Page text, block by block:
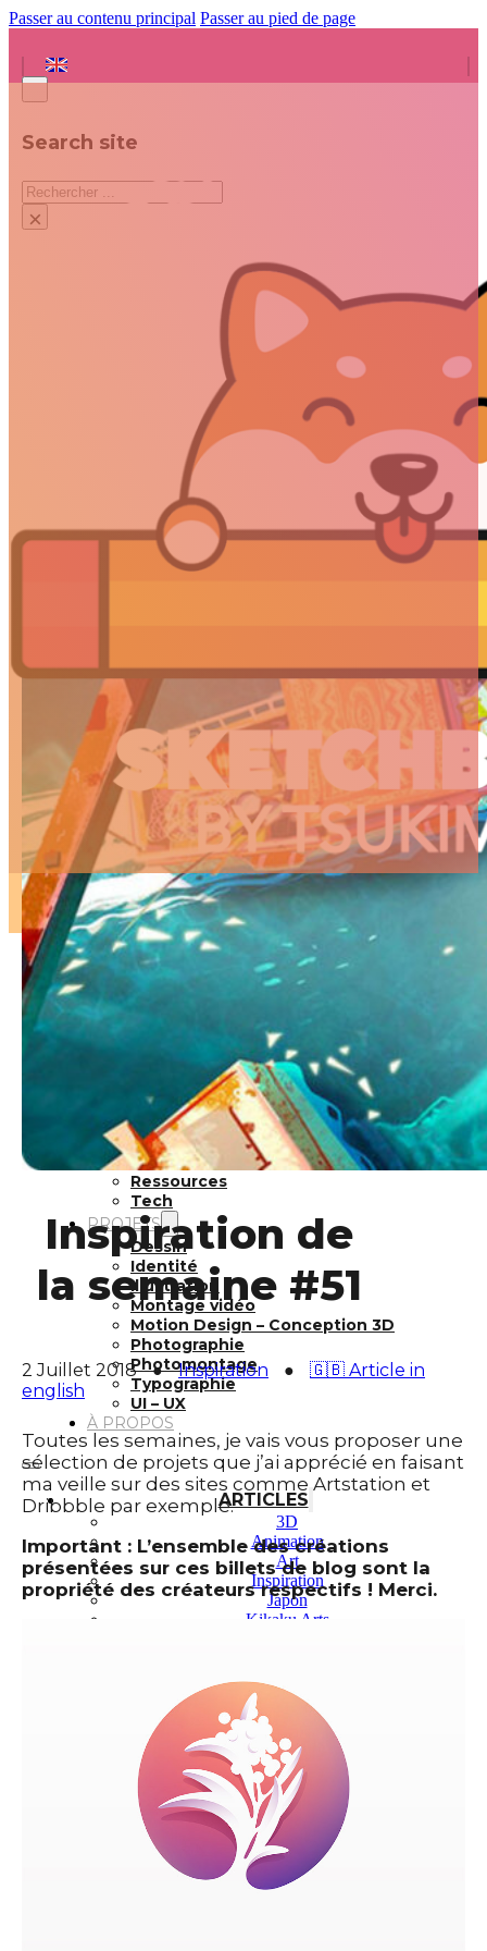
Passer au contenu principal Passer au pied de page
Search site
Rechercher
×
ARTICLES
3D
Animation
Art
Inspiration
Lifestyle
Motion Design
Outils
Photo
Pop Culture
Projets
Ressources
Tech
PROJETS
Dessin
Identité
Illustration
Montage vidéo
Motion Design – Conception 3D
Photographie
Photomontage
Typographie
UI – UX
À PROPOS
ARTICLES
3D
Animation
Art
Inspiration
Japon
Kikaku Arts
Motion Design
Outils
Photo
Pop Culture
Projets
Ressources
Tech
PROJETS
Dessin
Identité
Illustration
Inspiration de
la semaine #51
2 Juillet 2018 ● Inspiration ●
🇬🇧 Article in
english
Toutes les semaines, je vais vous proposer une
sélection de projets que j’ai apprécié en faisant
ma veille sur des sites comme Artstation et
Dribbble par exemple.
Important : L’ensemble des créations
présentées sur ces billets de blog sont la
propriété des créateurs respectifs ! Merci.